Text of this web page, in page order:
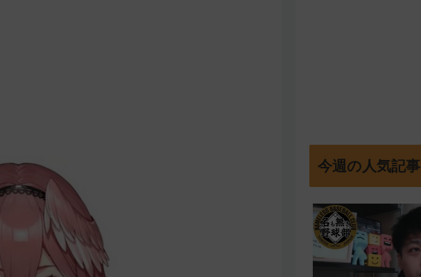
今週の人気記事